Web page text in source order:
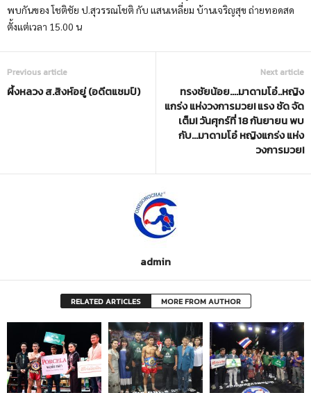
พบกันของ โชติชัย ป.สุวรรณโชติ กับ แสนเหลี่ยม บ้านเจริญสุข ถ่ายทอดสด
ตั้งแต่เวลา 15.00 น
Previous article
ผึ้งหลวง ส.สิงห์อยู่ (อดีตแชมป์)
Next article
ทรงชัยน้อย….มาดามโอ๋..หญิง
แกร่ง แห่งวงการมวย! แรง ชัด จัด
เต็ม! วันศุกร์ที่ 18 กันยายน พบ
กับ…มาดามโอ๋ หญิงแกร่ง แห่ง
วงการมวย!
admin
RELATED ARTICLES MORE FROM AUTHOR